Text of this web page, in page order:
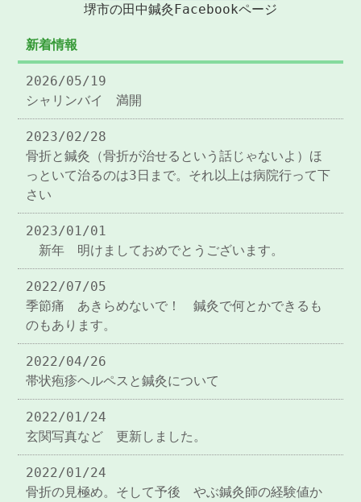
堺市の田中鍼灸Facebookページ
新着情報
2026/05/19
シャリンバイ 満開
2023/02/28
骨折と鍼灸（骨折が治せるという話じゃないよ）ほ
っといて治るのは3日まで。それ以上は病院行って下
さい
2023/01/01
新年 明けましておめでとうございます。
2022/07/05
季節痛 あきらめないで！ 鍼灸で何とかできるも
のもあります。
2022/04/26
帯状疱疹ヘルペスと鍼灸について
2022/01/24
玄関写真など 更新しました。
2022/01/24
骨折の見極め。そして予後 やぶ鍼灸師の経験値か